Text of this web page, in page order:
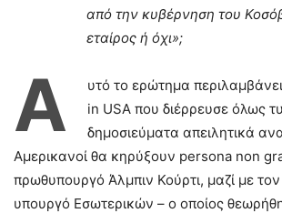
από την κυβέρνηση του
εταίρος ή όχι»;
Α
υτό το ερώτημα
in USA που διέρρευσε όλως
δημοσιεύματα απειλητικά
Αμερικανοί θα κηρύξουν persona non
πρωθυπουργό Άλμπιν Κούρτι, μαζί με
υπουργό Εσωτερικών – ο οποίος